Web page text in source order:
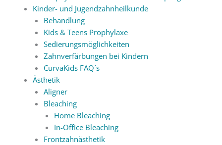
Kinder- und Jugendzahnheilkunde
Behandlung
Kids & Teens Prophylaxe
Sedierungsmöglichkeiten
Zahnverfärbungen bei Kindern
CurvaKids FAQ´s
Ästhetik
Aligner
Bleaching
Home Bleaching
In-Office Bleaching
Frontzahnästhetik